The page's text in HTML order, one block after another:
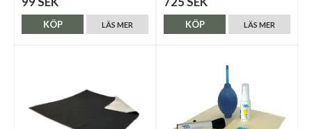
LÄS MER
KÖP LÄS MER
KÖP